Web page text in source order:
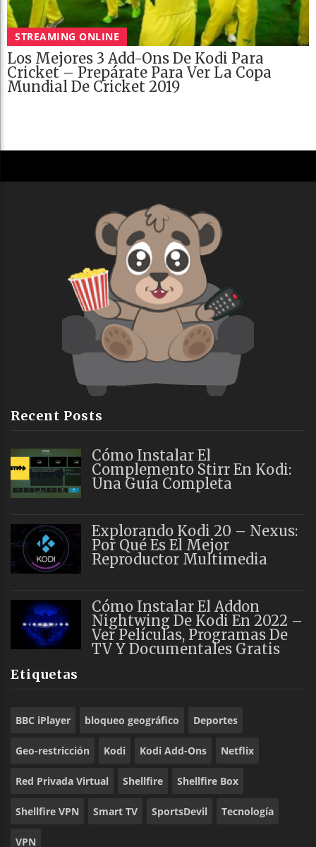
STREAMING ONLINE
Los Mejores 3 Add-Ons De Kodi Para
Cricket – Prepárate Para Ver La Copa
Mundial De Cricket 2019
Recent Posts
Cómo Instalar El
Complemento Stirr En Kodi:
Una Guía Completa
Explorando Kodi 20 – Nexus:
Por Qué Es El Mejor
Reproductor Multimedia
Cómo Instalar El Addon
Nightwing De Kodi En 2022 –
Ver Películas, Programas De
TV Y Documentales Gratis
Etiquetas
BBC iPlayer bloqueo geográfico Deportes
Geo-restricción Kodi Kodi Add-Ons Netflix
Red Privada Virtual Shellfire Shellfire Box
Shellfire VPN Smart TV SportsDevil Tecnología
VPN